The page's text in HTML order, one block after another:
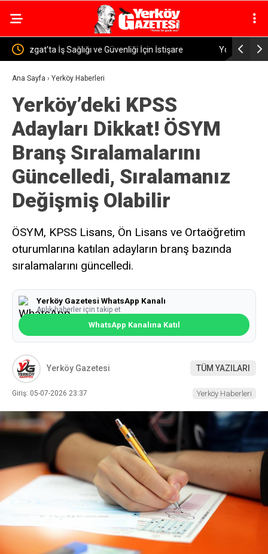
Yozgat’ta Uyuşturucu Operasyonu: 46 Sentetik Hap
Ele Geçirildi
Yozgat
Ana Sayfa › Yerköy Haberleri
Yerköy’deki KPSS
Adayları Dikkat! ÖSYM
Branş Sıralamalarını
Güncelledi, Sıralamanız
Değişmiş Olabilir
ÖSYM, KPSS Lisans, Ön Lisans ve Ortaöğretim
oturumlarına katılan adayların branş bazında
sıralamalarını güncelledi.
Yerköy Gazetesi WhatsApp Kanalı
Anlık haberler için takip et
WhatsApp Kanalına Katıl
Yerköy Gazetesi TÜM YAZILARI
Giriş: 05-07-2026 23:37 Yerköy Haberleri